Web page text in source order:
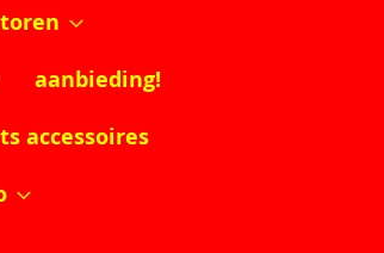
aanbieding!
accessoires